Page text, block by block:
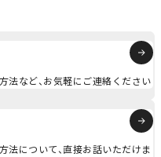
法など、お気軽にご連絡ください
法について、直接お話いただけま